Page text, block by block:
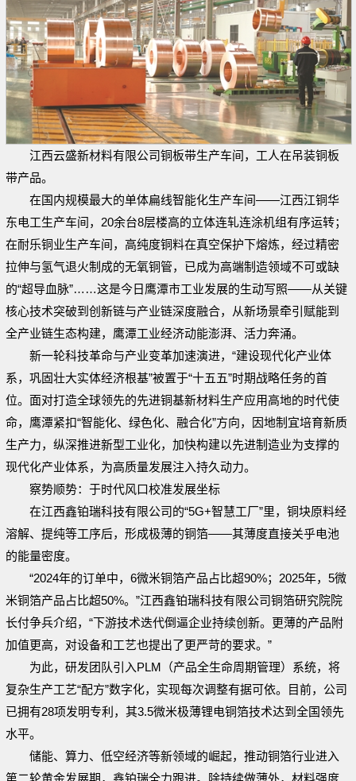
江西云盛新材料有限公司铜板带生产车间，工人在吊装铜板
带产品。
在国内规模最大的单体扁线智能化生产车间——江西江铜华
东电工生产车间，20余台8层楼高的立体连轧连涂机组有序运转；
在耐乐铜业生产车间，高纯度铜料在真空保护下熔炼，经过精密
拉伸与氢气退火制成的无氧铜管，已成为高端制造领域不可或缺
的“超导血脉”……这是今日鹰潭市工业发展的生动写照——从关键
核心技术突破到创新链与产业链深度融合，从新场景牵引赋能到
全产业链生态构建，鹰潭工业经济动能澎湃、活力奔涌。
新一轮科技革命与产业变革加速演进，“建设现代化产业体
系，巩固壮大实体经济根基”被置于“十五五”时期战略任务的首
位。面对打造全球领先的先进铜基新材料生产应用高地的时代使
命，鹰潭紧扣“智能化、绿色化、融合化”方向，因地制宜培育新质
生产力，纵深推进新型工业化，加快构建以先进制造业为支撑的
现代化产业体系，为高质量发展注入持久动力。
察势顺势：于时代风口校准发展坐标
在江西鑫铂瑞科技有限公司的“5G+智慧工厂”里，铜块原料经
溶解、提纯等工序后，形成极薄的铜箔——其薄度直接关乎电池
的能量密度。
“2024年的订单中，6微米铜箔产品占比超90%；2025年，5微
米铜箔产品占比超50%。”江西鑫铂瑞科技有限公司铜箔研究院院
长付争兵介绍，“下游技术迭代倒逼企业持续创新。更薄的产品附
加值更高，对设备和工艺也提出了更严苛的要求。”
为此，研发团队引入PLM（产品全生命周期管理）系统，将
复杂生产工艺“配方”数字化，实现每次调整有据可依。目前，公司
已拥有28项发明专利，其3.5微米极薄锂电铜箔技术达到全国领先
水平。
储能、算力、低空经济等新领域的崛起，推动铜箔行业进入
第二轮黄金发展期，鑫铂瑞全力跟进。除持续做薄外，材料强度